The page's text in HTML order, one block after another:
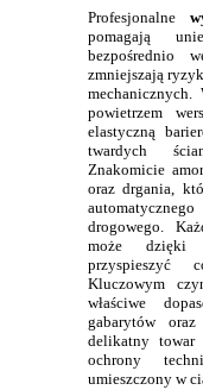
Profesjonalne
pomagają
bezpośrednio
zmniejszają
mechanicznych.
powietrzem
elastyczną
twardych
Znakomicie
oraz drgania,
drogowego.
może dzięki
przyspieszyć
Kluczowym
właściwe
gabarytów
delikatny towar
ochrony
umieszczony w